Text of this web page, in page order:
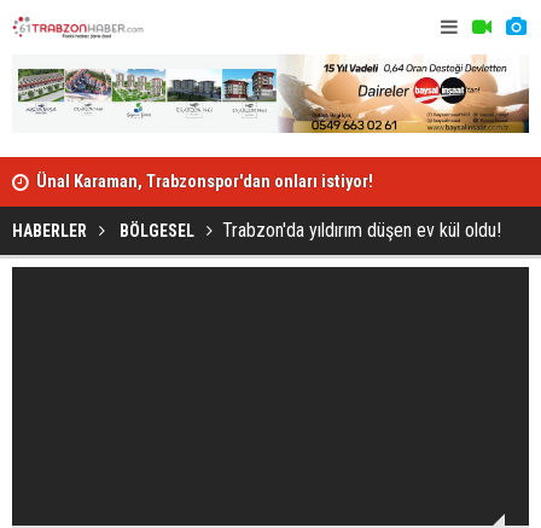
Ünal Karaman, Trabzonspor'dan onları istiyor!
HABERLER BÖLGESEL Trabzon'da yıldırım düşen ev kül oldu!